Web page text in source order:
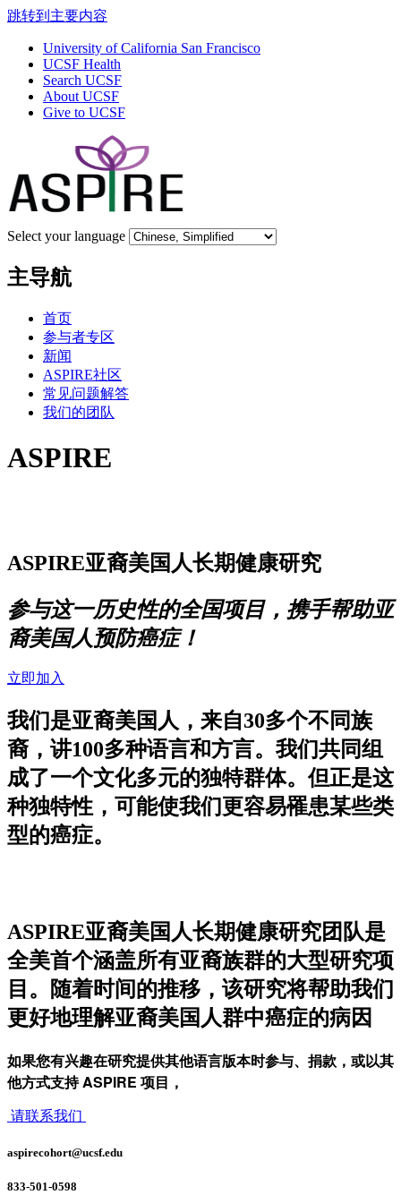
跳转到主要内容
University of California San Francisco
UCSF Health
Search UCSF
About UCSF
Give to UCSF
Select your language
主导航
首页
参与者专区
新闻
ASPIRE社区
常见问题解答
我们的团队
ASPIRE
ASPIRE亚裔美国人长期健康研究
参与这一历史性的全国项目，携手帮助亚
裔美国人预防癌症！
立即加入
我们是亚裔美国人 ，来自30多个不同族
裔，讲100多种语言和方言。我们共同组
成了一个文化多元的独特群体。但正是这
种独特性，可能使我们更容易罹患某些类
型的癌症。
ASPIRE亚裔美国人长期健康研究团队是
全美首个涵盖所有亚裔族群的大型研究项
目。随着时间的推移，该研究将帮助我们
更好地理解亚裔美国人群中癌症的病因
如果您有兴趣在研究提供其他语言版本时参与、捐款，或以其
他方式支持 ASPIRE 项目，
请联系我们
aspirecohort@ucsf.edu
833-501-0598